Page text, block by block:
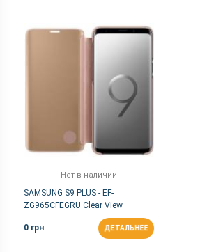
Нет в наличии
SAMSUNG S9 PLUS - EF-
ZG965CFEGRU Clear View
0 грн
ДЕТАЛЬНЕЕ